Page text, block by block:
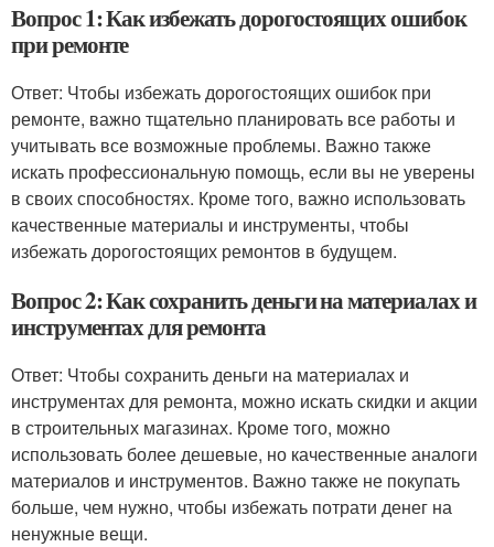
Вопрос 1: Как избежать дорогостоящих ошибок
при ремонте
Ответ: Чтобы избежать дорогостоящих ошибок при
ремонте, важно тщательно планировать все работы и
учитывать все возможные проблемы. Важно также
искать профессиональную помощь, если вы не уверены
в своих способностях. Кроме того, важно использовать
качественные материалы и инструменты, чтобы
избежать дорогостоящих ремонтов в будущем.
Вопрос 2: Как сохранить деньги на материалах и
инструментах для ремонта
Ответ: Чтобы сохранить деньги на материалах и
инструментах для ремонта, можно искать скидки и акции
в строительных магазинах. Кроме того, можно
использовать более дешевые, но качественные аналоги
материалов и инструментов. Важно также не покупать
больше, чем нужно, чтобы избежать потрати денег на
ненужные вещи.